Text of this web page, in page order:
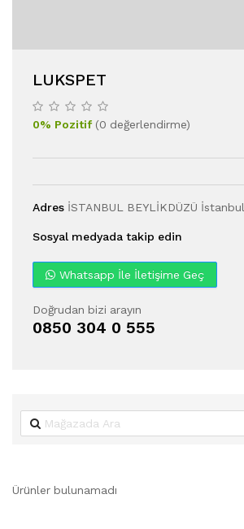
LUKSPET
0% Pozitif(0 değerlendirme)
Adres İSTANBUL BEYLİKDÜZÜ İstanbul
Sosyal medyada takip edin
Whatsapp İle İletişime Geç
Doğrudan bizi arayın
0850 304 0 555
Ürünler bulunamadı